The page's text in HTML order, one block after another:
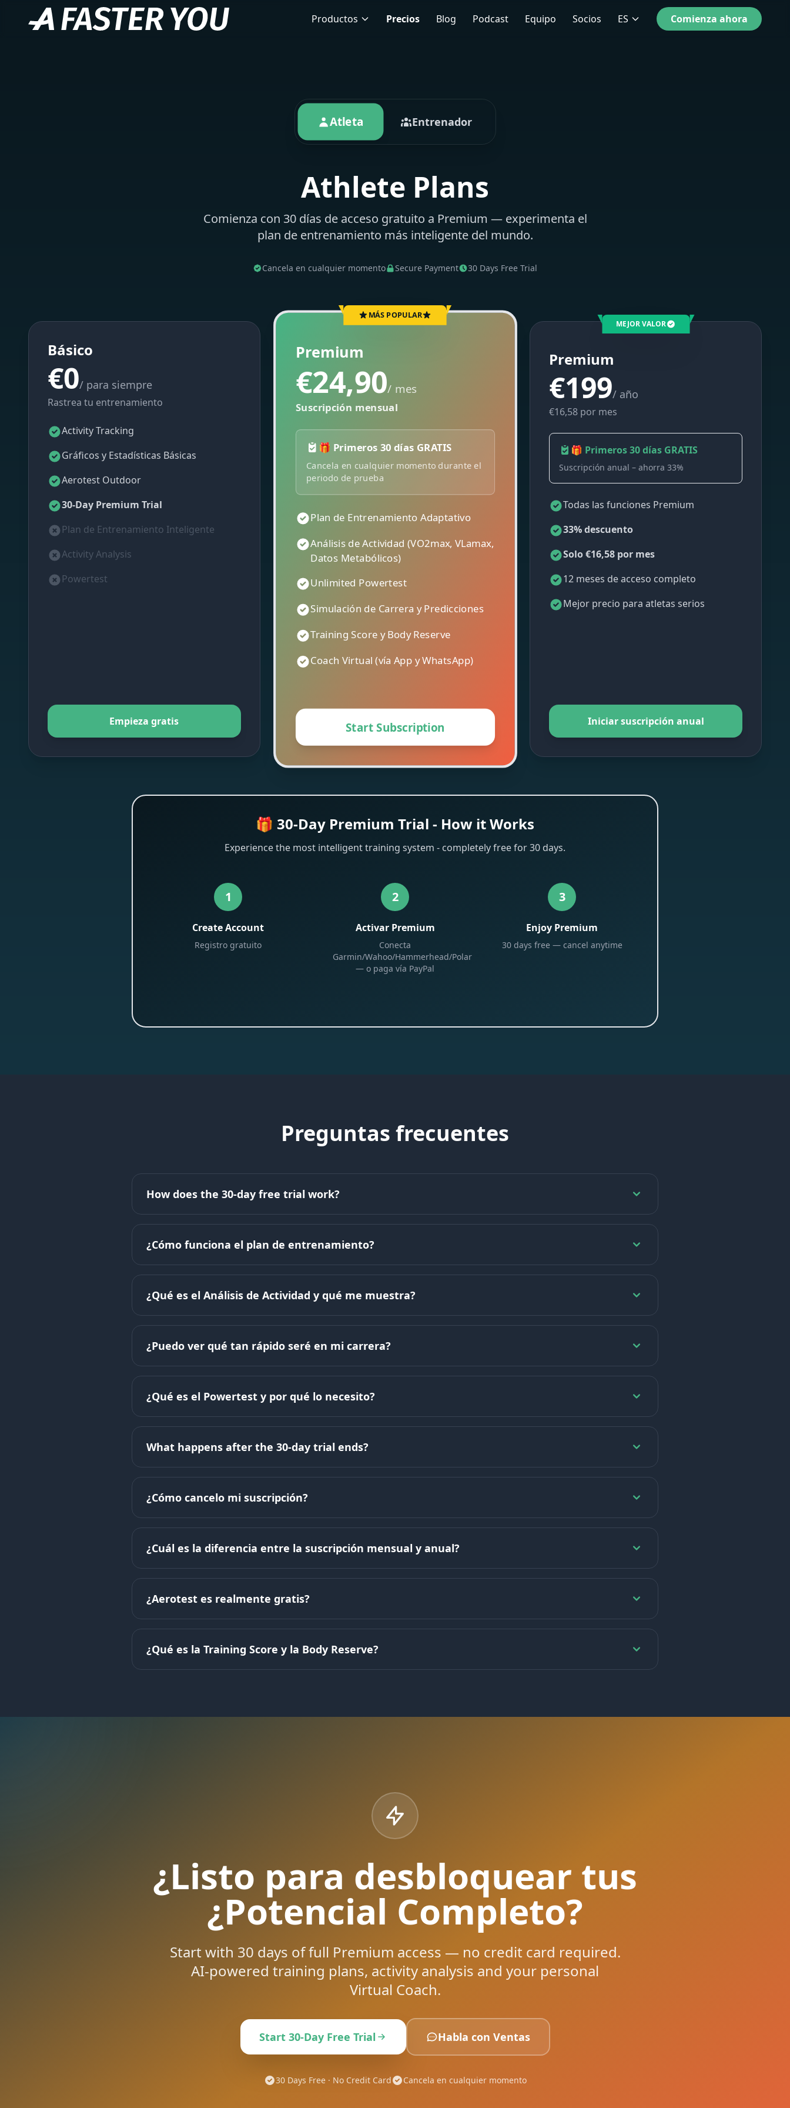
Productos Precios Blog Podcast Equipo Socios ES Comienza ahora
Atleta Entrenador
Athlete Plans
Comienza con 30 días de acceso gratuito a Premium — experimenta el
plan de entrenamiento más inteligente del mundo.
Cancela en cualquier momento Secure Payment 30 Days Free Trial
Básico
€0/ para siempre
Rastrea tu entrenamiento
Activity Tracking
Gráficos y Estadísticas Básicas
Aerotest Outdoor
30-Day Premium Trial
Plan de Entrenamiento Inteligente
Activity Analysis
Powertest
Empieza gratis
MÁS POPULAR
Premium
€24,90/ mes
Suscripción mensual
🎁 Primeros 30 días GRATIS
Cancela en cualquier momento durante el
periodo de prueba
Plan de Entrenamiento Adaptativo
Análisis de Actividad (VO2max, VLamax,
Datos Metabólicos)
Unlimited Powertest
Simulación de Carrera y Predicciones
Training Score y Body Reserve
Coach Virtual (vía App y WhatsApp)
Start Subscription
MEJOR VALOR
Premium
€199/ año
€16,58 por mes
🎁 Primeros 30 días GRATIS
Suscripción anual – ahorra 33%
Todas las funciones Premium
33% descuento
Solo €16,58 por mes
12 meses de acceso completo
Mejor precio para atletas serios
Iniciar suscripción anual
🎁 30-Day Premium Trial - How it Works
Experience the most intelligent training system - completely free for 30 days.
1
Create Account
Registro gratuito
2
Activar Premium
Conecta
Garmin/Wahoo/Hammerhead/Polar
— o paga vía PayPal
3
Enjoy Premium
30 days free — cancel anytime
Preguntas frecuentes
How does the 30-day free trial work?
¿Cómo funciona el plan de entrenamiento?
¿Qué es el Análisis de Actividad y qué me muestra?
¿Puedo ver qué tan rápido seré en mi carrera?
¿Qué es el Powertest y por qué lo necesito?
What happens after the 30-day trial ends?
¿Cómo cancelo mi suscripción?
¿Cuál es la diferencia entre la suscripción mensual y anual?
¿Aerotest es realmente gratis?
¿Qué es la Training Score y la Body Reserve?
¿Listo para desbloquear tus
¿Potencial Completo?
Start with 30 days of full Premium access — no credit card required.
AI-powered training plans, activity analysis and your personal
Virtual Coach.
Start 30-Day Free Trial Habla con Ventas
30 Days Free · No Credit Card Cancela en cualquier momento